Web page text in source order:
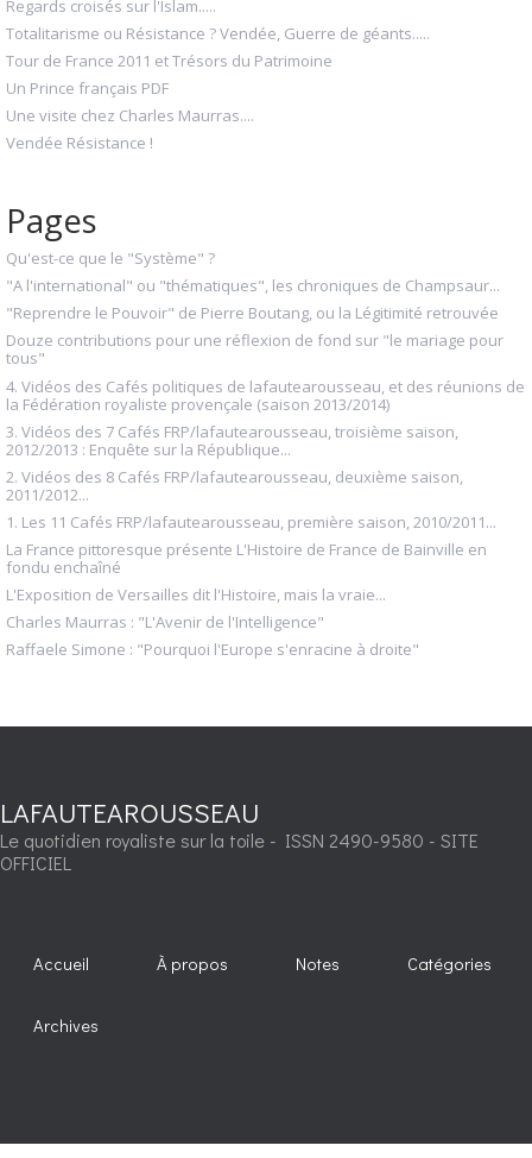
Regards croisés sur l'Islam.....
Totalitarisme ou Résistance ? Vendée, Guerre de géants.....
Tour de France 2011 et Trésors du Patrimoine
Un Prince français PDF
Une visite chez Charles Maurras....
Vendée Résistance !
Pages
Qu'est-ce que le "Système" ?
"A l'international" ou "thématiques", les chroniques de Champsaur...
"Reprendre le Pouvoir" de Pierre Boutang, ou la Légitimité retrouvée
Douze contributions pour une réflexion de fond sur "le mariage pour
tous"
4. Vidéos des Cafés politiques de lafautearousseau, et des réunions de
la Fédération royaliste provençale (saison 2013/2014)
3. Vidéos des 7 Cafés FRP/lafautearousseau, troisième saison,
2012/2013 : Enquête sur la République...
2. Vidéos des 8 Cafés FRP/lafautearousseau, deuxième saison,
2011/2012...
1. Les 11 Cafés FRP/lafautearousseau, première saison, 2010/2011...
La France pittoresque présente L'Histoire de France de Bainville en
fondu enchaîné
L'Exposition de Versailles dit l'Histoire, mais la vraie...
Charles Maurras : "L'Avenir de l'Intelligence"
Raffaele Simone : "Pourquoi l'Europe s'enracine à droite"
LAFAUTEAROUSSEAU
Le quotidien royaliste sur la toile - ISSN 2490-9580 - SITE
OFFICIEL
Accueil À propos Notes Catégories
Archives